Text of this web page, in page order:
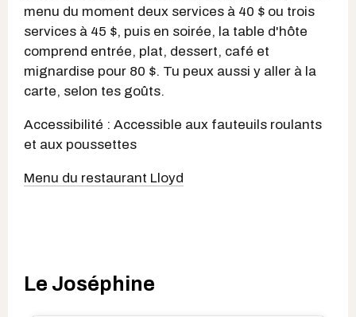
menu du moment deux services à 40 $ ou trois
services à 45 $, puis en soirée, la table d'hôte
comprend entrée, plat, dessert, café et
mignardise pour 80 $. Tu peux aussi y aller à la
carte, selon tes goûts.
Accessibilité : Accessible aux fauteuils roulants
et aux poussettes
Menu du restaurant Lloyd
Le Joséphine